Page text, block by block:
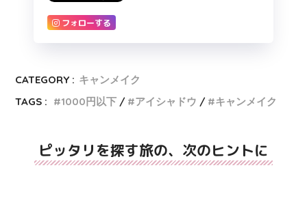
フォローする
CATEGORY : キャンメイク
TAGS :
1000円以下 アイシャドウ キャンメイク
ピッタリを探す旅の、次のヒントに